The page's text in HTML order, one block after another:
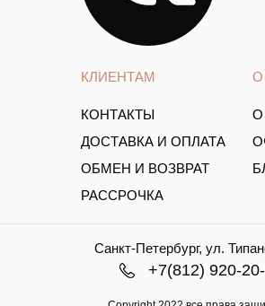
КЛИЕНТАМ
КОНТАКТЫ
ДОСТАВКА И ОПЛАТА
ОБМЕН И ВОЗВРАТ
РАССРОЧКА
О
О
Санкт-Петербург, ул.
+7(812) 920-